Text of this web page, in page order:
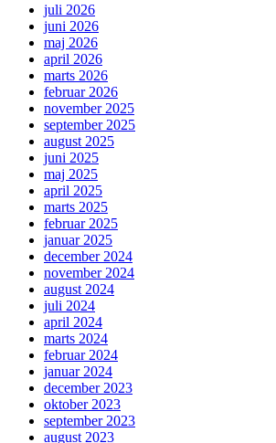
juli 2026
juni 2026
maj 2026
april 2026
marts 2026
februar 2026
november 2025
september 2025
august 2025
juni 2025
maj 2025
april 2025
marts 2025
februar 2025
januar 2025
december 2024
november 2024
august 2024
juli 2024
april 2024
marts 2024
februar 2024
januar 2024
december 2023
oktober 2023
september 2023
august 2023